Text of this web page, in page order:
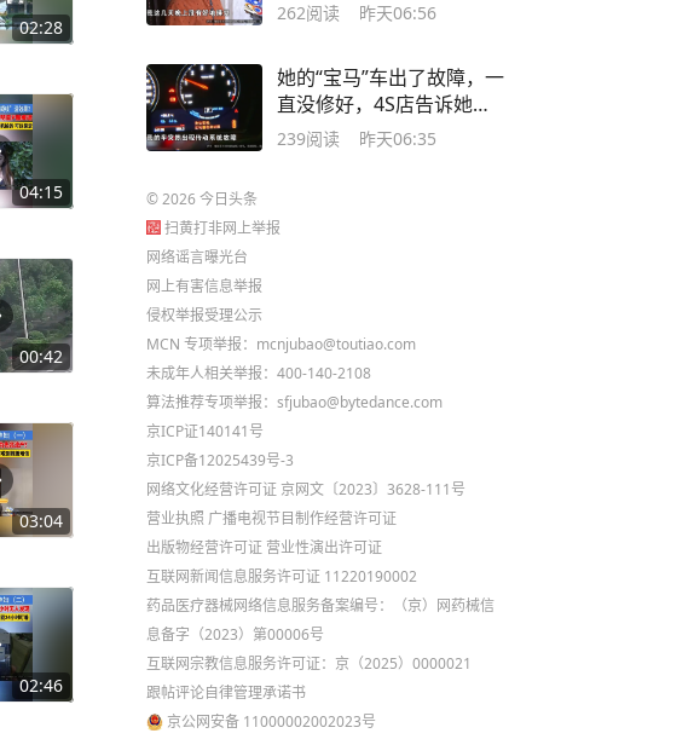
02:28
04:15
00:42
03:04
02:46
262阅读 昨天06:56
她的“宝马”车出了故障，一
直没修好，4S店告诉她配
件要德国“手搓”寄过来？
239阅读 昨天06:35
©2026今日头条
扫黄打非网上举报
网络谣言曝光台
网上有害信息举报
侵权举报受理公示
MCN 专项举报：mcnjubao@toutiao.com
未成年人相关举报：400-140-2108
算法推荐专项举报：sfjubao@bytedance.com
京ICP证140141号
京ICP备12025439号-3
网络文化经营许可证 京网文〔2023〕3628-111号
营业执照 广播电视节目制作经营许可证
出版物经营许可证 营业性演出许可证
互联网新闻信息服务许可证 11220190002
药品医疗器械网络信息服务备案编号：（京）网药械信
息备字（2023）第00006号
互联网宗教信息服务许可证：京（2025）0000021
跟帖评论自律管理承诺书
京公网安备 11000002002023号